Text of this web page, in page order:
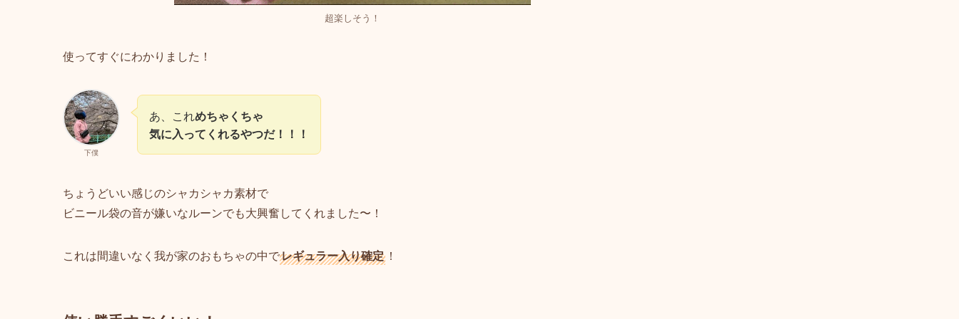
超楽しそう！
使ってすぐにわかりました！
下僕
あ、これめちゃくちゃ
気に入ってくれるやつだ！！！
ちょうどいい感じのシャカシャカ素材で
ビニール袋の音が嫌いなルーンでも大興奮してくれました〜！
これは間違いなく我が家のおもちゃの中でレギュラー入り確定 ！